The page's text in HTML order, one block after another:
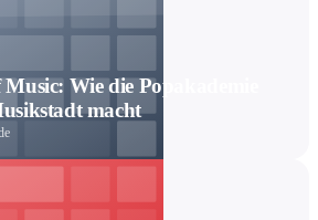
Wie die Popakademie
macht